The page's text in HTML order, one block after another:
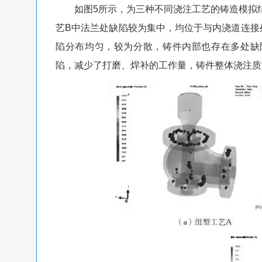
如图5所示，为三种不同浇注工艺的铸造模拟
艺B中法兰处缺陷较为集中，均位于与内浇道连
陷分布均匀，较为分散，铸件内部也存在多处
陷，减少了打磨、焊补的工作量，铸件整体浇注